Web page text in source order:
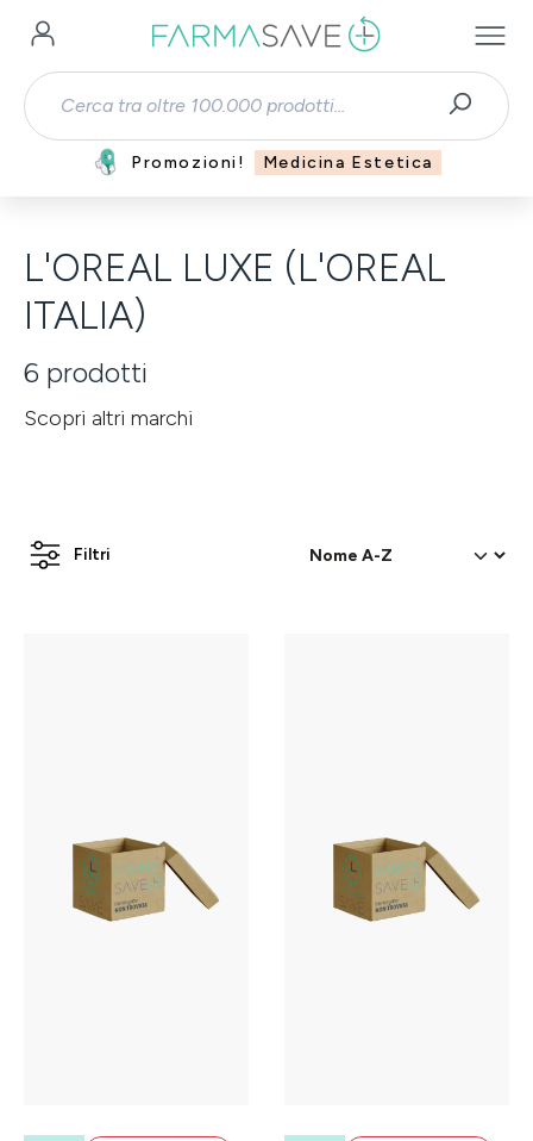
Passa al contenuto principale
Promozioni! Medicina Estetica
L'OREAL LUXE (L'OREAL
ITALIA)
6 prodotti
Scopri altri marchi
Filtri